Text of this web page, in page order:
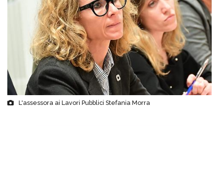
L'assessora ai Lavori Pubblici Stefania Morra